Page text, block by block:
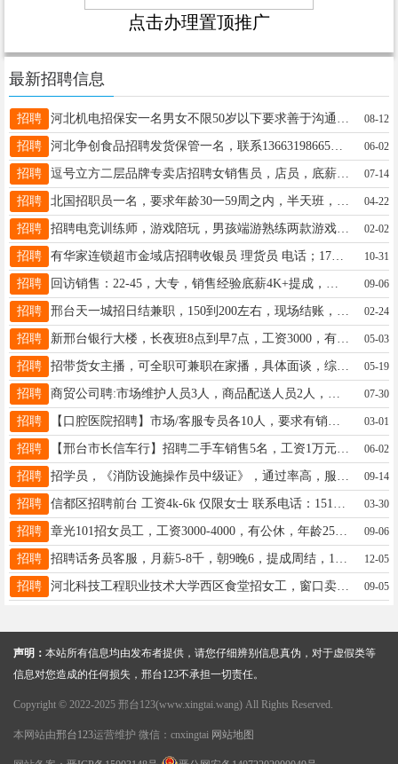
点击办理置顶推广
最新招聘信息
招聘 08-12
招聘 河北争创食品招聘发货保管一名，联系13663198665韩主任咨询。 06-02
招聘 逗号立方二层品牌专卖店招聘女销售员，店员，底薪+提成+满勤奖+法定节假日双薪，不招暑假工联系王老板15030094285 07-14
招聘 04-22
招聘 招聘电竞训练师，游戏陪玩，男孩端游熟练两款游戏以上即可，女孩一款以上即可，薪资面谈有兴趣联系17717722402同 02-02
招聘 有华家连锁超市金域店招聘收银员 理货员 电话；17731911190 10-31
招聘 09-06
招聘 02-24
招聘 新邢台银行大楼，长夜班8点到早7点，工资3000，有国考中级证，年龄50以下，联系人陈队；15530908786 05-03
招聘 招带货女主播，可全职可兼职在家播，具体面谈，综合工资八千以上。要求：能出镜，能晚上直播。15097993023同v 05-19
招聘 07-30
招聘 03-01
招聘 【邢台市长信车行】招聘二手车销售5名，工资1万元起（底薪、提成），二手车汽车评估师收购5名，二手车带薪学徒工3名，视频剪辑学徒工两名，公司地址：襄都区北王段二手车市场院内，有意联系：13739814444 06-02
招聘 09-14
招聘 03-30
招聘 章光101招女员工，工资3000-4000，有公休，年龄25-40，店内销售生发产品，电话：13831984117 09-06
招聘 12-05
招聘 河北科技工程职业技术大学西区食堂招女工，窗口卖饭，有意者联系电话18831955277 09-05
声明： 本站所有信息均由发布者提供，请您仔细辨别信息真伪，对于虚假类等
信息对您造成的任何损失，邢台123不承担一切责任。
Copyright © 2022-2025 邢台123(www.xingtai.wang) All Rights Reserved.
本网站由邢台123运营维护 微信：cnxingtai 网站地图